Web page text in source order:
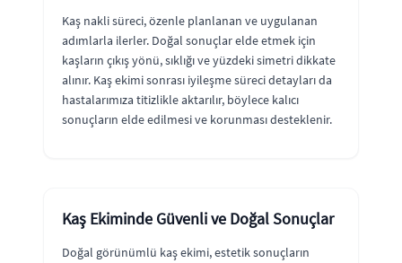
Kaş nakli süreci, özenle planlanan ve uygulanan
adımlarla ilerler. Doğal sonuçlar elde etmek için
kaşların çıkış yönü, sıklığı ve yüzdeki simetri dikkate
alınır. Kaş ekimi sonrası iyileşme süreci detayları da
hastalarımıza titizlikle aktarılır, böylece kalıcı
sonuçların elde edilmesi ve korunması desteklenir.
Kaş Ekiminde Güvenli ve Doğal Sonuçlar
Doğal görünümlü kaş ekimi, estetik sonuçların